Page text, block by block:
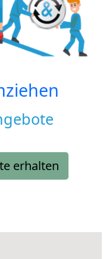
erhalten